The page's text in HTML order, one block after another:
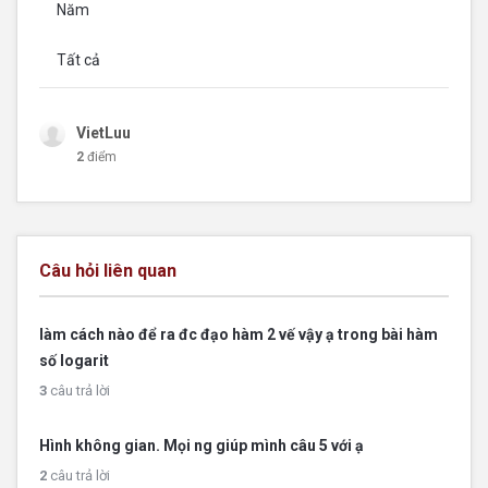
Năm
Tất cả
VietLuu
2 điểm
Câu hỏi liên quan
làm cách nào để ra đc đạo hàm 2 vế vậy ạ trong bài hàm
số logarit
3 câu trả lời
Hình không gian. Mọi ng giúp mình câu 5 với ạ
2 câu trả lời